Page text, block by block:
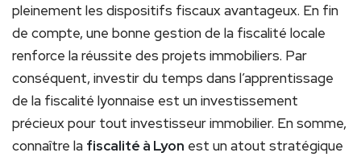
pleinement les dispositifs fiscaux avantageux. En fin
de compte, une bonne gestion de la fiscalité locale
renforce la réussite des projets immobiliers. Par
conséquent, investir du temps dans l’apprentissage
de la fiscalité lyonnaise est un investissement
précieux pour tout investisseur immobilier. En somme,
connaître la fiscalité à Lyon est un atout stratégique